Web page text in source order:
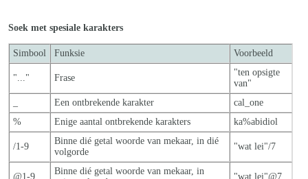
Soek met spesiale karakters
Simbool Funksie Voorbeeld
"..." Frase
"ten opsigte
van"
Een ontbrekende karakter
cal_one
%
Enige aantal ontbrekende karakters ka%abidiol
/1-9
Binne dié getal woorde van mekaar, in dié
volgorde
"wat lei"/7
@1-9
Binne dié getal woorde van mekaar, in
"wat lei"@7